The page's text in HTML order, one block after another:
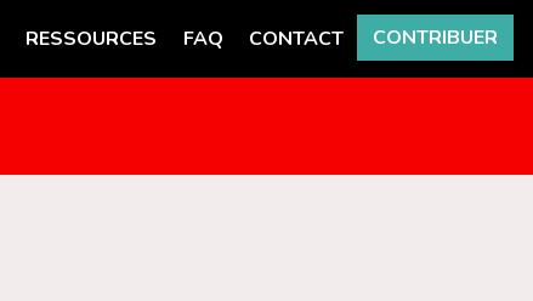
RESSOURCES FAQ CONTACT CONTRIBUER